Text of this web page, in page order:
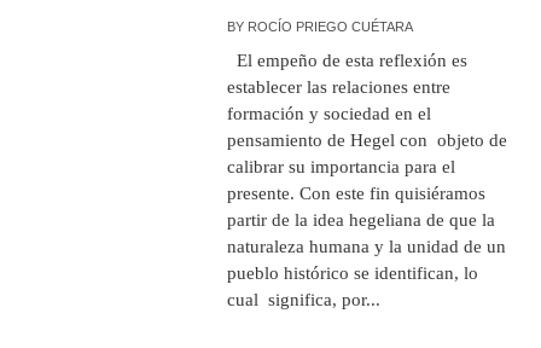
BY ROCÍO PRIEGO CUÉTARA
El empeño de esta reflexión es
establecer las relaciones entre
formación y sociedad en el
pensamiento de Hegel con objeto de
calibrar su importancia para el
presente. Con este fin quisiéramos
partir de la idea hegeliana de que la
naturaleza humana y la unidad de un
pueblo histórico se identifican, lo
cual significa, por...